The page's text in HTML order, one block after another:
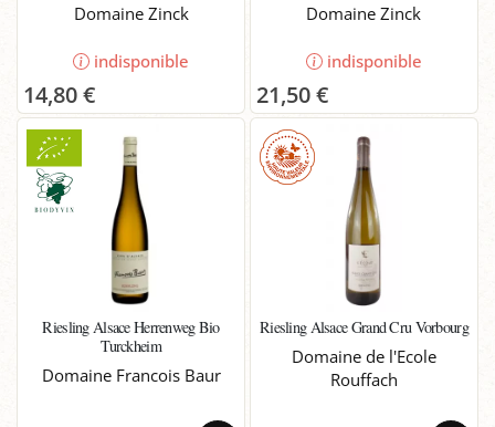
Domaine Zinck
indisponible
14,80 €
Domaine Zinck
indisponible
21,50 €
Riesling Alsace Herrenweg Bio
Turckheim
Domaine Francois Baur
Riesling Alsace Grand Cru Vorbourg
Domaine de l'Ecole
Rouffach